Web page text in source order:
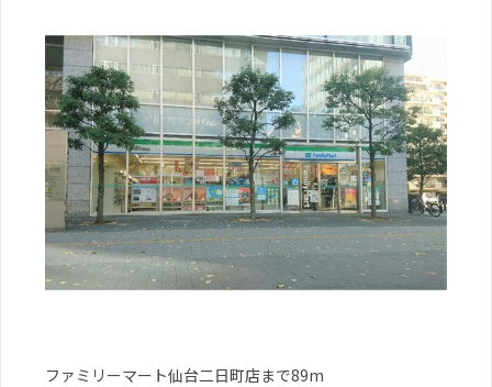
ファミリーマート仙台二日町店まで89m